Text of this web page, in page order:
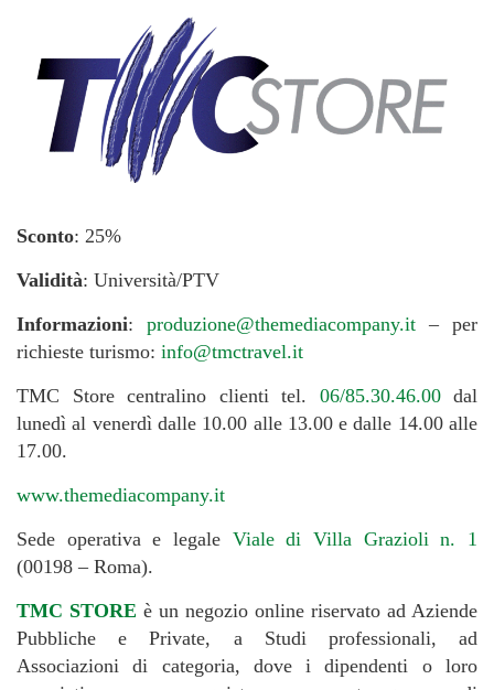
Sconto: 25%
Validità: Università/PTV
Informazioni: produzione@themediacompany.it – per
richieste turismo: info@tmctravel.it
TMC Store centralino clienti tel. 06/85.30.46.00 dal
lunedì al venerdì dalle 10.00 alle 13.00 e dalle 14.00 alle
17.00.
www.themediacompany.it
Sede operativa e legale Viale di Villa Grazioli n. 1
(00198 – Roma).
TMC STORE è un negozio online riservato ad Aziende
Pubbliche e Private, a Studi professionali, ad
Associazioni di categoria, dove i dipendenti o loro